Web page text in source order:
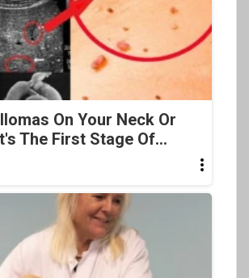
On Your Neck Or
The First Stage Of...